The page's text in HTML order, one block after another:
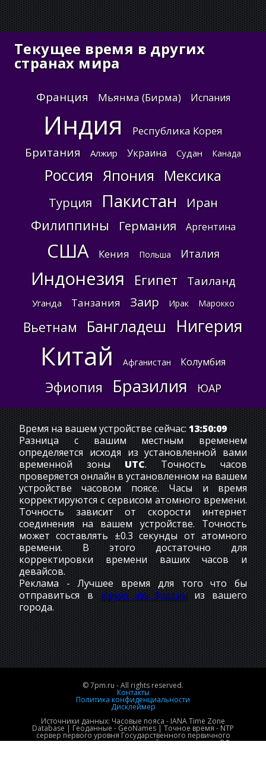
Текущее время в других
странах мира
Франция Мьянма (Бирма) Испания
Индия Республика Корея
Британия Алжир Украина Судан Канада
Россия Япония Мексика
Турция Пакистан Иран
Филиппины Германия Аргентина
США Кения Польша Италия
Индонезия Египет Таиланд
Уганда Танзания Заир Ирак Марокко
Вьетнам Бангладеш Нигерия
Китай Афганистан Колумбия
Эфиопия Бразилия ЮАР
Время на вашем устройстве сейчас:13:50:09
Разница с вашим местным временем
определяется исходя из установленной вами
временной зоныUTC. Точность часов
проверяется онлайн в установленном на вашем
устройстве часовом поясе. Часы и время
корректируются с сервисом атомного времени.
Точность зависит от скорости интернет
соединения на вашем устройстве. Точность
может составлять ±0.3 секунды от атомного
времени. В этого достаточно для
корректировки времени ваших часов и
девайсов.
Реклама - Лучшее время для того что бы
отправиться вКруиз по Россиииз вашего
города.
© 7pm.ru - All rights reserved.
Контакты
Политика конфиденциальности
Дисклеймер
Источники данных: Часовые пояса - IANA Time Zone
Database | Геоданные - GeoNames | Точное время - NTP
сервер первого уровня Государственного первичного
эталона времени и национальной шкалы времени РФ